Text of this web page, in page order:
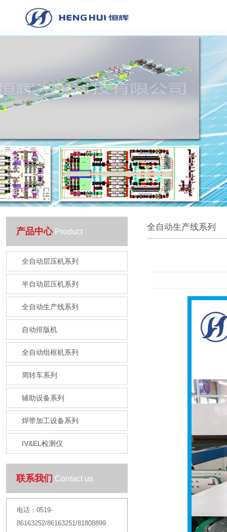
产品中心Product
全自动层压机系列
半自动层压机系列
全自动生产线系列
自动排版机
全自动组框机系列
周转车系列
辅助设备系列
焊带加工设备系列
IV&EL检测仪
联系我们 Contact us
电话： 0519-
86163252/86163251/81808899
全自动生产线系列